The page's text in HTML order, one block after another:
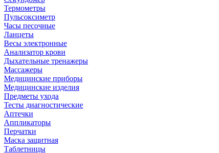
Термометры
Пульсоксиметр
Часы песочные
Ланцеты
Весы электронные
Анализатор крови
Дыхательные тренажеры
Массажеры
Медицинские приборы
Медицинские изделия
Предметы ухода
Тесты диагностические
Аптечки
Аппликаторы
Перчатки
Маска защитная
Таблетницы